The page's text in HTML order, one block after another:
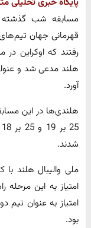
مسابقه شب گذشته
قهرمانی جهان
هلند مدعی شد و
آورد.
شدند.
امتیاز به این
بود.